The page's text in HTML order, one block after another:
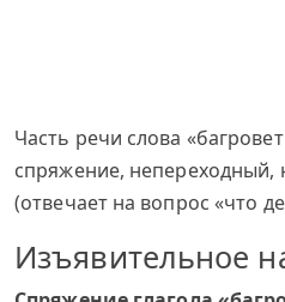
Часть речи слова
спряжение,
(отвечает на вопрос «что
Изъявительное